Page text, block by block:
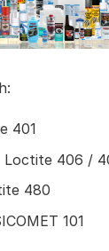
401
406 /
480
101